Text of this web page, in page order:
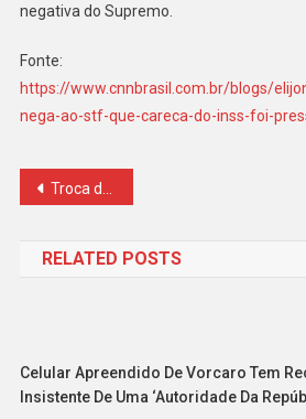
negativa do Supremo.
Fonte:
https://www.cnnbrasil.com.br/blogs/
nega-ao-stf-que-careca-do-inss-foi-
Navegação
Post
Troca de presos na porta de delegacia: PMs vão responder por tentar facilitar fuga de miliciano
RELATED POSTS
Celular Apreendido De Vorcaro Tem
Insistente De Uma ‘autoridade Da